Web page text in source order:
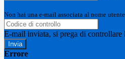
Non hai una e-mail associata al nome
E-mail inviata, si prega di controllare
Errore